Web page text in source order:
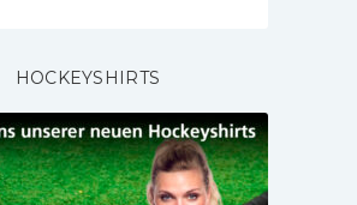
HOCKEYSHIRTS